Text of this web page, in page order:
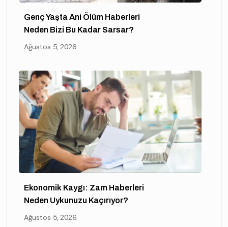
Genç Yaşta Ani Ölüm Haberleri
Neden Bizi Bu Kadar Sarsar?
Ağustos 5, 2026
Ekonomik Kaygı: Zam Haberleri
Neden Uykunuzu Kaçırıyor?
Ağustos 5, 2026